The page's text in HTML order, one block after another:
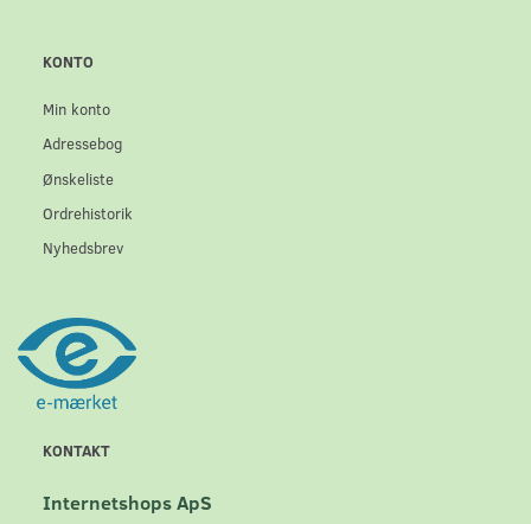
KONTO
Min konto
Adressebog
Ønskeliste
Ordrehistorik
Nyhedsbrev
KONTAKT
Internetshops ApS